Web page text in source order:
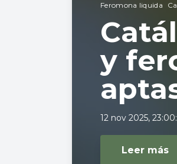
Feromona liquida
y
12 nov 2025,
Leer más